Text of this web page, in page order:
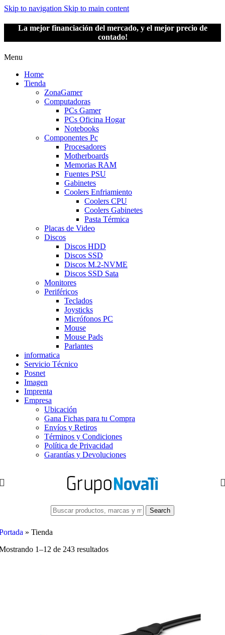
Skip to navigation Skip to main content
La mejor financiación del mercado, y el mejor precio de
contado!
Menu
Home
Tienda
ZonaGamer
Computadoras
PCs Gamer
PCs Oficina Hogar
Notebooks
Componentes Pc
Procesadores
Motherboards
Memorias RAM
Fuentes PSU
Gabinetes
Coolers Enfriamiento
Coolers CPU
Coolers Gabinetes
Pasta Térmica
Placas de Video
Discos
Discos HDD
Discos SSD
Discos M.2-NVME
Discos SSD Sata
Monitores
Periféricos
Teclados
Joysticks
Micrófonos PC
Mouse
Mouse Pads
Parlantes
informatica
Servicio Técnico
Posnet
Imagen
Imprenta
Empresa
Ubicación
Gana Fichas para tu Compra
Envíos y Retiros
Términos y Condiciones
Política de Privacidad
Garantías y Devoluciones
Search
» Tienda
1–12 de 243 resultados